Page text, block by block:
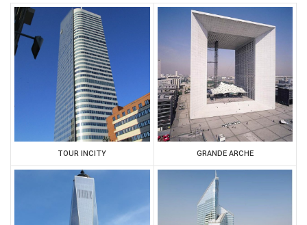
TOUR INCITY GRANDE ARCHE